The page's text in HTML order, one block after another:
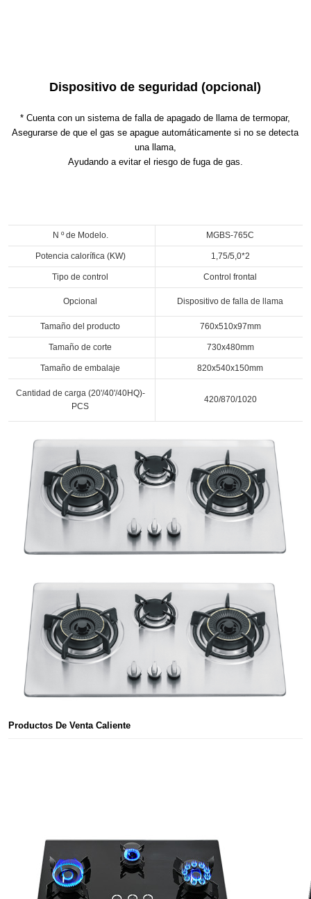
Dispositivo de seguridad (opcional)
* Cuenta con un sistema de falla de apagado de llama de termopar,
Asegurarse de que el gas se apague automáticamente si no se detecta
una llama,
Ayudando a evitar el riesgo de fuga de gas.
N º de Modelo. MGBS-765C
Potencia calorífica (KW) 1,75/5,0*2
Tipo de control Control frontal
Opcional Dispositivo de falla de llama
Tamaño del producto 760x510x97mm
Tamaño de corte 730x480mm
Tamaño de embalaje 820x540x150mm
Cantidad de carga (20'/40'/40HQ)-
PCS
420/870/1020
Productos De Venta Caliente